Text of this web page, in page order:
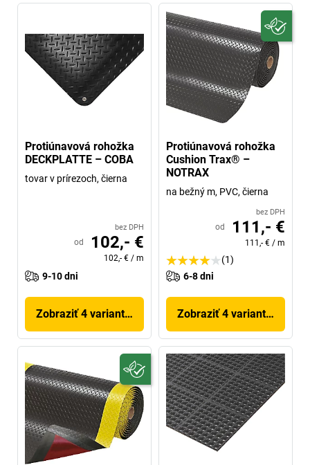
Protiúnavová rohožka
DECKPLATTE – COBA
tovar v prírezoch, čierna
bez DPH
od 102,- €
102,- € / m
9-10 dni
Zobraziť 4 variantov
Protiúnavová rohožka
Cushion Trax® –
NOTRAX
na bežný m, PVC, čierna
bez DPH
od 111,- €
111,- € / m
(1)
6-8 dni
Zobraziť 4 variantov